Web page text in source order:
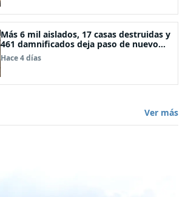
Más 6 mil aislados, 17 casas destruidas y
461 damnificados deja paso de nuevo
sistema frontal
Hace 4 días
Ver más